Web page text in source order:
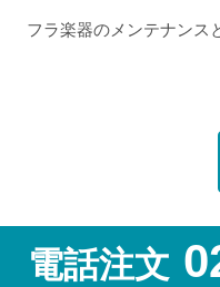
フラ楽器のメンテナンス
電話注文